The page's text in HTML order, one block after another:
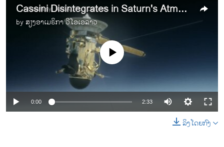
Cassini Disintegrates in Saturn's Atmosphere Ending 20 Year Journey
by ສຽງອາເມຣິກາ ວີໂອເອລາວ
No media source currently available
0:00 2:33
ລິງໂດຍກົງ